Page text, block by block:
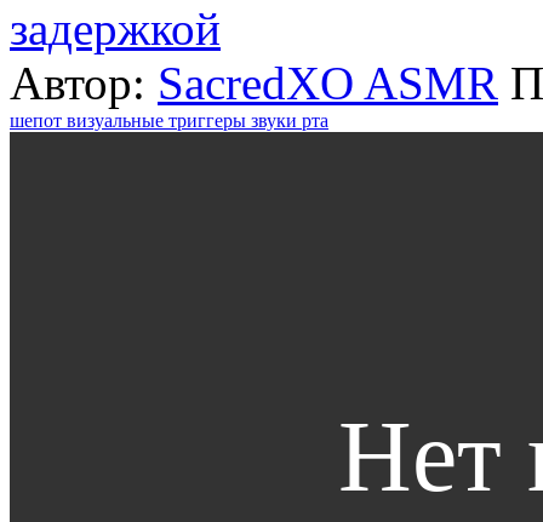
задержкой
Автор: SacredXO ASMR
шепот визуальные триггеры звуки рта